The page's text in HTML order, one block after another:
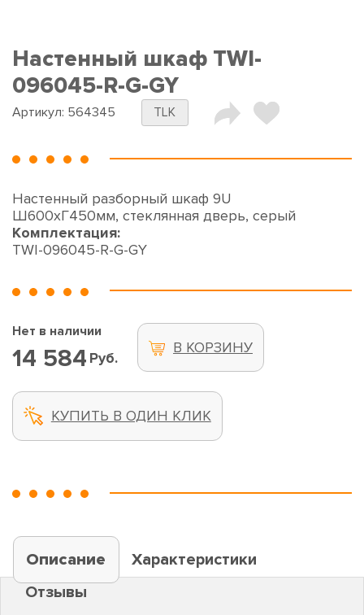
Настенный шкаф TWI-
096045-R-G-GY
Артикул: 564345 TLK
Настенный разборный шкаф 9U
Ш600хГ450мм, стеклянная дверь, серый
Комплектация:
TWI-096045-R-G-GY
Нет в наличии
14 584 Руб.
В КОРЗИНУ
КУПИТЬ В ОДИН КЛИК
Описание
Характеристики
Отзывы